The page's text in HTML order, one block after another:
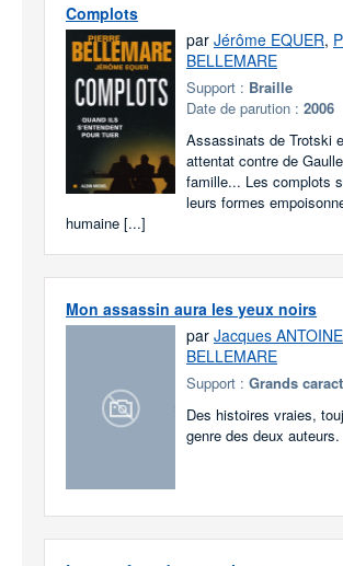
Complots
par Jérôme EQUER,
BELLEMARE
Support : Braille
Date de parution : 2006
Assassinats de Trotski
attentat contre de
famille... Les complots
leurs formes
humaine [...]
Mon assassin aura les yeux noirs
par Jacques ANTOINE
BELLEMARE
Support : Grands
Des histoires vraies,
genre des deux auteurs.